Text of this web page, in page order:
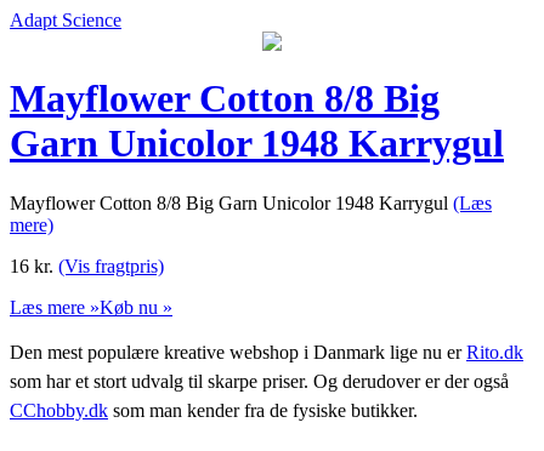
Adapt Science
Mayflower Cotton 8/8 Big
Garn Unicolor 1948 Karrygul
Mayflower Cotton 8/8 Big Garn Unicolor 1948 Karrygul (Læs
mere)
16 kr. (Vis fragtpris)
Læs mere »Køb nu »
Den mest populære kreative webshop i Danmark lige nu erRito.dk
som har et stort udvalg til skarpe priser. Og derudover er der også
CChobby.dk som man kender fra de fysiske butikker.